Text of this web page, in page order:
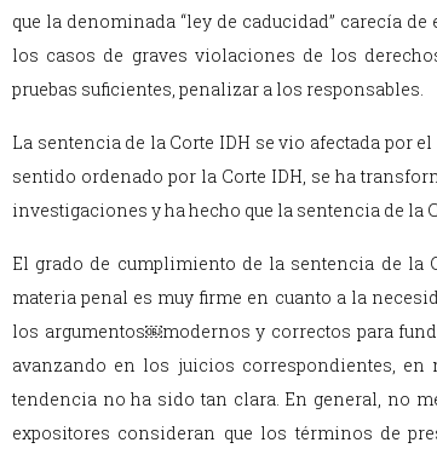
que la denominada “ley de caducidad” carecía
los casos de graves violaciones de los
pruebas suficientes, penalizar a los responsables.
La sentencia de la Corte IDH se vio afectada por
sentido ordenado por la Corte IDH, se ha
investigaciones y ha hecho que la sentencia de la
El grado de cumplimiento de la sentencia de la
materia penal es muy firme en cuanto a la
los argumentos￼modernos y correctos para
avanzando en los juicios correspondientes,
tendencia no ha sido tan clara. En general, no
expositores consideran que los términos de